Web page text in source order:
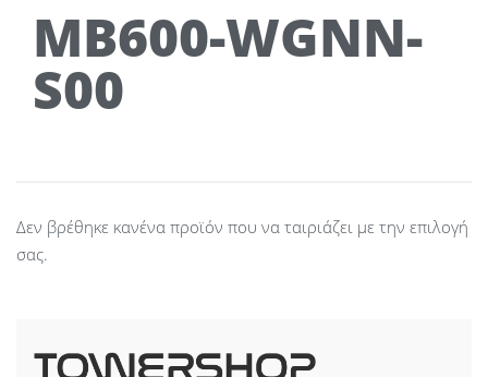
MB600-WGNN-
S00
Δεν βρέθηκε κανένα προϊόν που να ταιριάζει με την επιλογή
σας.